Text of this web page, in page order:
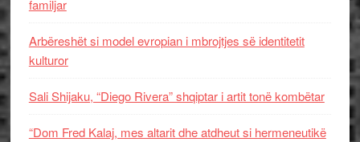
familjar
Arbëreshët si model evropian i mbrojtjes së identitetit
kulturor
Sali Shijaku, “Diego Rivera” shqiptar i artit tonë kombëtar
“Dom Fred Kalaj, mes altarit dhe atdheut si hermeneutikë